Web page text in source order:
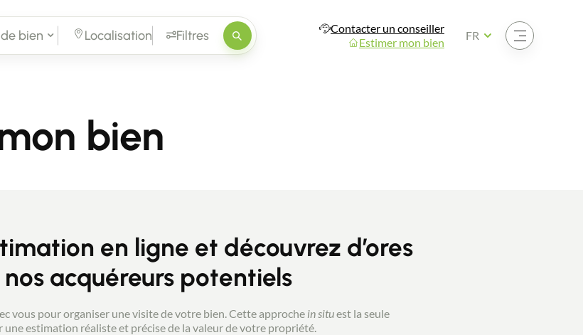
bien Localisation Filtres
Contacter un conseiller
Estimer mon bien
Ouvrir le menu
FR
bien
en ligne et découvrez d’ores
acquéreurs potentiels
vous pour organiser une visite de votre bien. Cette approche in situest la seule
estimation réaliste et précise de la valeur de votre propriété.